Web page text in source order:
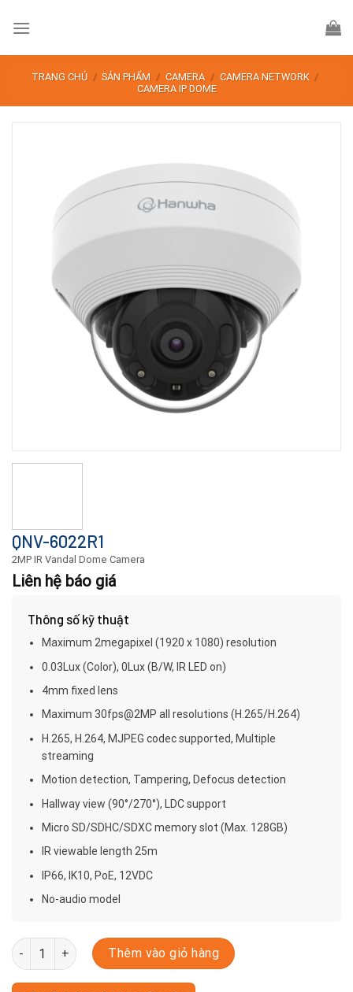
TRANG CHỦ / SẢN PHẨM / CAMERA / CAMERA NETWORK /
CAMERA IP DOME
QNV-6022R1
2MP IR Vandal Dome Camera
Liên hệ báo giá
Thông số kỹ thuật
Maximum 2megapixel (1920 x 1080) resolution
0.03Lux (Color), 0Lux (B/W, IR LED on)
4mm fixed lens
Maximum 30fps@2MP all resolutions (H.265/H.264)
H.265, H.264, MJPEG codec supported, Multiple
streaming
Motion detection, Tampering, Defocus detection
Hallway view (90°/270°), LDC support
Micro SD/SDHC/SDXC memory slot (Max. 128GB)
IR viewable length 25m
IP66, IK10, PoE, 12VDC
No-audio model
QNV-6022R1 số lượngThêm vào giỏ hàng